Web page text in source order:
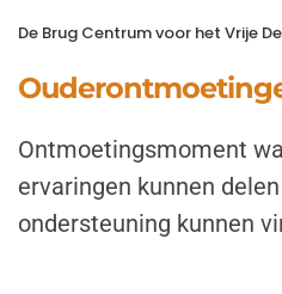
De Brug Centrum voor het Vrije
Ontmoetingsmoment
ervaringen kunnen
ondersteuning kunnen